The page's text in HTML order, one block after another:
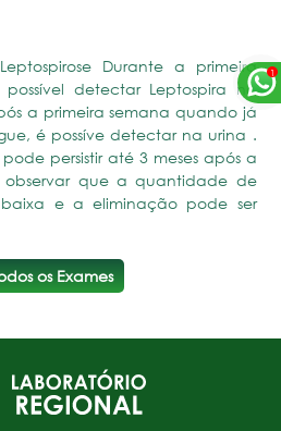
Durante a primeira
detectar Leptospira na
a primeira semana quando já
é possíve detectar na urina .
persistir até 3 meses após a
observar que a quantidade de
e a eliminação pode ser
os Exames